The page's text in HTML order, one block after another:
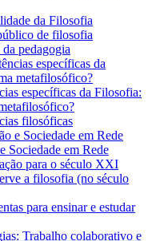
da Filosofia
de filosofia
pedagogia
específicas da
metafilosófico?
específicas da Filosofia:
filosóficas
e Sociedade em Rede
Sociedade em Rede
para o século XXI
a filosofia (no século
para ensinar e estudar
Trabalho colaborativo e